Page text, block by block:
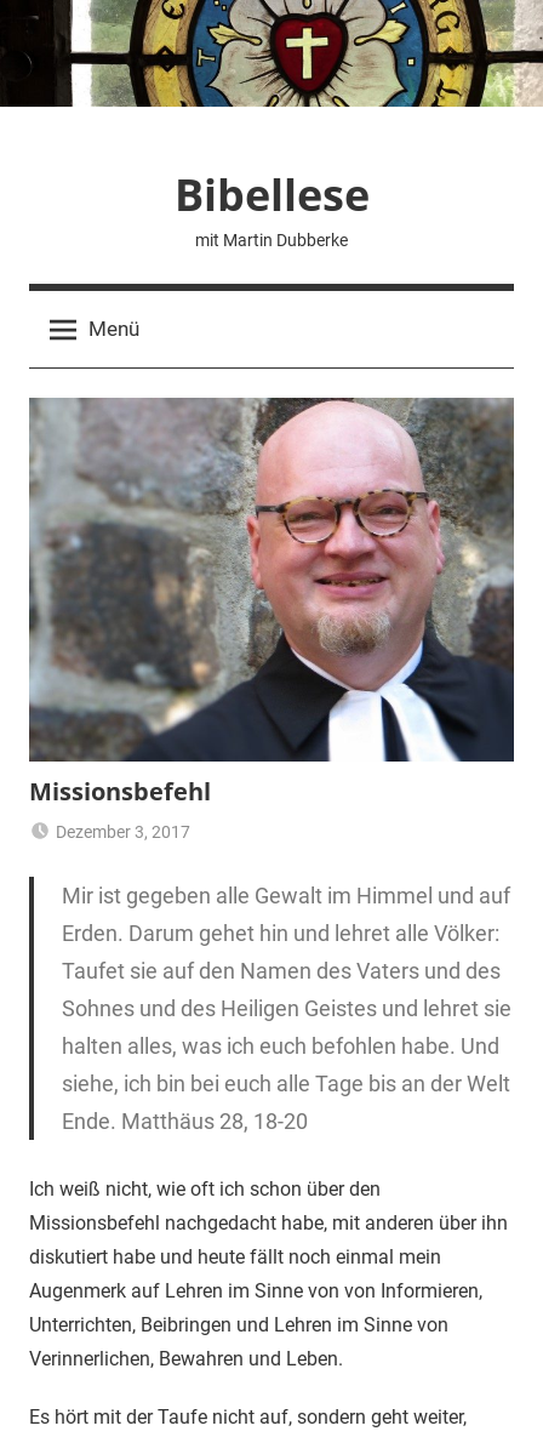
Zum
Inhalt
springen
Bibellese
mit Martin Dubberke
Menü
Missionsbefehl
Dezember 3, 2017
Mir ist gegeben alle Gewalt im Himmel und auf
Erden. Darum gehet hin und lehret alle Völker:
Taufet sie auf den Namen des Vaters und des
Sohnes und des Heiligen Geistes und lehret sie
halten alles, was ich euch befohlen habe. Und
siehe, ich bin bei euch alle Tage bis an der Welt
Ende. Matthäus 28, 18-20
Ich weiß nicht, wie oft ich schon über den
Missionsbefehl nachgedacht habe, mit anderen über ihn
diskutiert habe und heute fällt noch einmal mein
Augenmerk auf Lehren im Sinne von von Informieren,
Unterrichten, Beibringen und Lehren im Sinne von
Verinnerlichen, Bewahren und Leben.
Es hört mit der Taufe nicht auf, sondern geht weiter,